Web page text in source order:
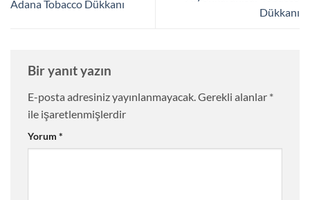
Adana Tobacco Dükkanı
Dükkanı
Bir yanıt yazın
E-posta adresiniz yayınlanmayacak.Gerekli alanlar *
ile işaretlenmişlerdir
Yorum *